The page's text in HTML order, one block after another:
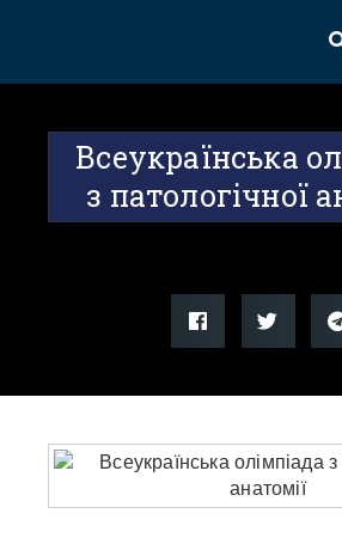
Всеукраїнська
з патологічної